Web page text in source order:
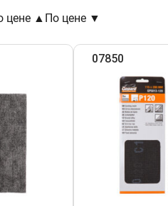
цене ▲ По цене ▼
07850